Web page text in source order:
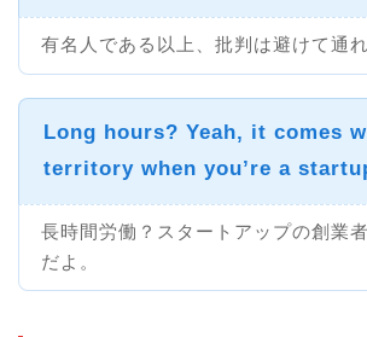
有名人である以上、批判は避けて通
Long hours? Yeah, it comes
territory when you’re a
長時間労働？スタートアップの創業
だよ。